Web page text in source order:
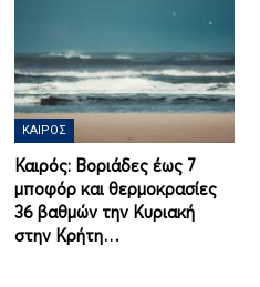
ΚΑΙΡΌΣ
Καιρός: Βοριάδες έως 7
μποφόρ και θερμοκρασίες
36 βαθμών την Κυριακή
στην Κρήτη…